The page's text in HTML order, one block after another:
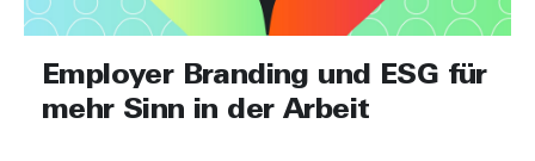
Employer Branding und ESG für
mehr Sinn in der Arbeit